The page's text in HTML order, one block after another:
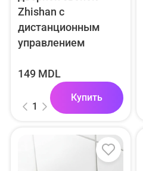
Zhishan с
дистанционным
управлением
149 MDL
1
Купить